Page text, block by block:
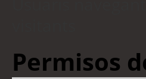
Permisos